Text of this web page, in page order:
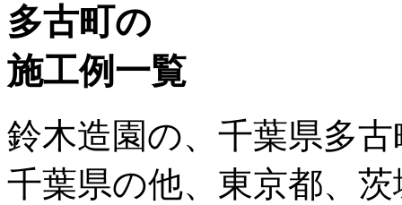
多古町の
施工例一覧
鈴木造園の、千葉県多
千葉県の他、東京都、